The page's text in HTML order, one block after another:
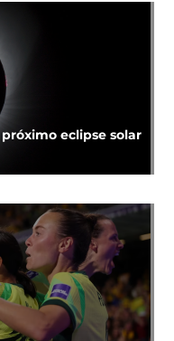
eclipse solar